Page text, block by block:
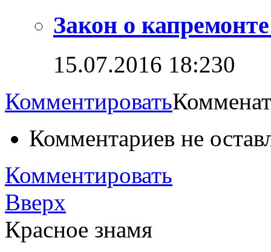
Закон о
15.07.2016 18:230
Комментировать
Комментариев не
Комментировать
Вверх
Красное знамя